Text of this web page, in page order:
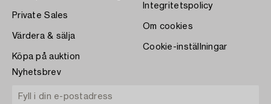
Private Sales
Värdera & sälja
Köpa på auktion
Integritetspolicy
Om cookies
Cookie-inställningar
Nyhetsbrev